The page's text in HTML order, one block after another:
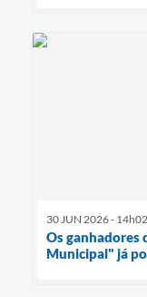
30 JUN 2026 - 14h02
Os ganhadores
Municipal" já